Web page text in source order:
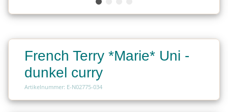
French Terry *Marie* Uni -
dunkel curry
Artikelnummer: E-N02775-034